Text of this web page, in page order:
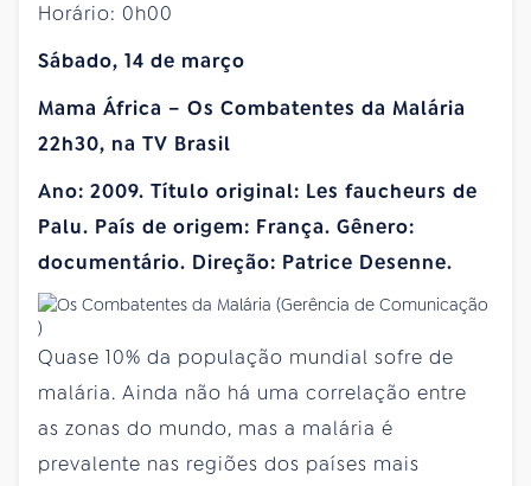
Horário: 0h00
Sábado, 14 de março
Mama África – Os Combatentes da Malária
22h30, na TV Brasil
Ano: 2009. Título original: Les faucheurs de
Palu. País de origem: França. Gênero:
documentário. Direção: Patrice Desenne.
Quase 10% da população mundial sofre de
malária. Ainda não há uma correlação entre
as zonas do mundo, mas a malária é
prevalente nas regiões dos países mais